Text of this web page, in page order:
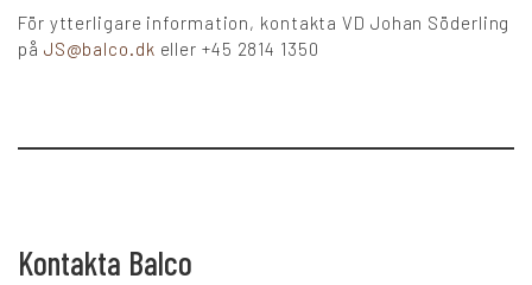
För ytterligare information, kontakta VD Johan Söderling
på JS@balco.dk eller +45 2814 1350
Kontakta Balco